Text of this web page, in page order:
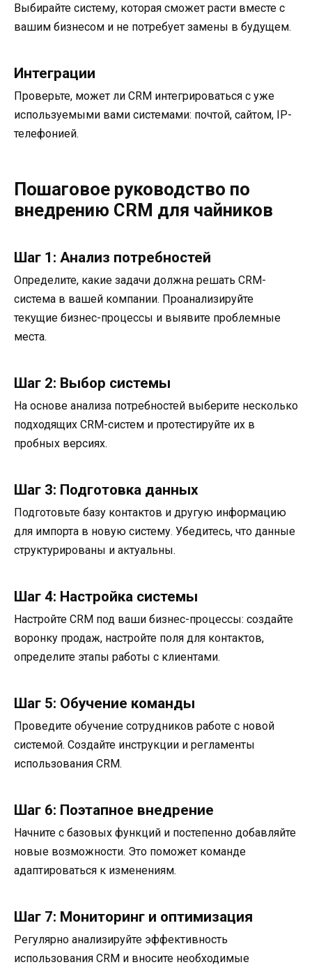
Выбирайте систему, которая сможет расти вместе с
вашим бизнесом и не потребует замены в будущем.
Интеграции
Проверьте, может ли CRM интегрироваться с уже
используемыми вами системами: почтой, сайтом, IP-
телефонией.
Пошаговое руководство по
внедрению CRM для чайников
Шаг 1: Анализ потребностей
Определите, какие задачи должна решать CRM-
система в вашей компании. Проанализируйте
текущие бизнес-процессы и выявите проблемные
места.
Шаг 2: Выбор системы
На основе анализа потребностей выберите несколько
подходящих CRM-систем и протестируйте их в
пробных версиях.
Шаг 3: Подготовка данных
Подготовьте базу контактов и другую информацию
для импорта в новую систему. Убедитесь, что данные
структурированы и актуальны.
Шаг 4: Настройка системы
Настройте CRM под ваши бизнес-процессы: создайте
воронку продаж, настройте поля для контактов,
определите этапы работы с клиентами.
Шаг 5: Обучение команды
Проведите обучение сотрудников работе с новой
системой. Создайте инструкции и регламенты
использования CRM.
Шаг 6: Поэтапное внедрение
Начните с базовых функций и постепенно добавляйте
новые возможности. Это поможет команде
адаптироваться к изменениям.
Шаг 7: Мониторинг и оптимизация
Регулярно анализируйте эффективность
использования CRM и вносите необходимые